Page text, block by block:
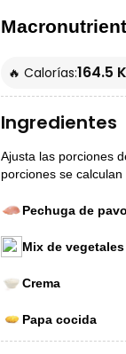
🔥 Calorías:164.5
Ingredientes
Ajusta las porciones
porciones se
Pechuga de
Mix de
Crema
Papa cocida